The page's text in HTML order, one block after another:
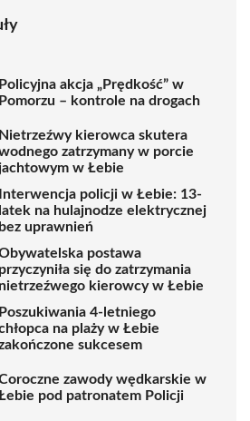
Policyjna akcja „Prędkość” w
Pomorzu – kontrole na drogach
Nietrzeźwy kierowca skutera
zatrzymany w porcie
w Łebie
Interwencja policji w Łebie: 13-
latek na hulajnodze elektrycznej
bez uprawnień
postawa
przyczyniła się do zatrzymania
nietrzeźwego kierowcy w Łebie
Poszukiwania 4-letniego
na plaży w Łebie
sukcesem
zawody wędkarskie w
pod patronatem Policji